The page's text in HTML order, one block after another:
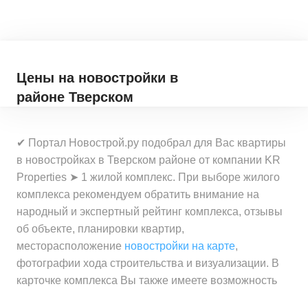
Цены на новостройки в
районе Тверском
✔ Портал Новострой.ру подобрал для Вас квартиры
в новостройках в Тверском районе от компании KR
Properties ➤ 1 жилой комплекс. При выборе жилого
комплекса рекомендуем обратить внимание на
народный и экспертный рейтинг комплекса, отзывы
об объекте, планировки квартир,
месторасположение новостройки на карте,
фотографии хода строительства и визуализации. В
карточке комплекса Вы также имеете возможность